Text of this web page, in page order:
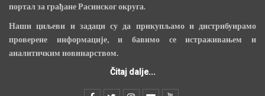
портал за грађане Расинског округа.
Наши циљеви и задаци су да прикупљамо и дистрибуирамо
проверене информације, и бавимо се истраживањем и
аналитичким новинарством.
Čitaj dalje...